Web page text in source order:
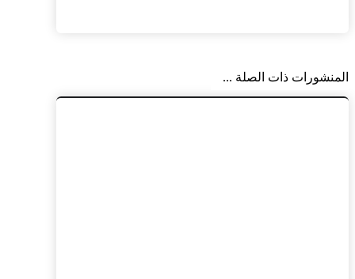
المنشورات ذات الصلة ...